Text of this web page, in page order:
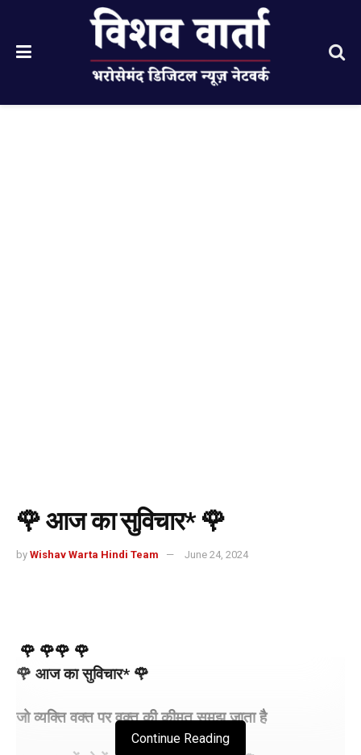
🌹 आज का सुविचार* 🌹
by Wishav Warta Hindi Team June 24, 2024
🌹 🌹🌹 🌹
🌹 आज का सुविचार* 🌹
जो व्यक्ति वक्त पर वक्त की कीमत समझ जाता है
Continue Reading